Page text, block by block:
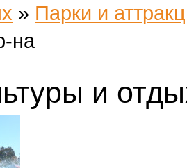
» Парки и
на
и